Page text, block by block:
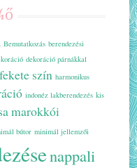
Bemutatkozás berendezési
dekoráció párnákkal
fekete szín harmonikus
indonéz lakberendezés kis
marokkói
bútor minimál jellemzői
nappali